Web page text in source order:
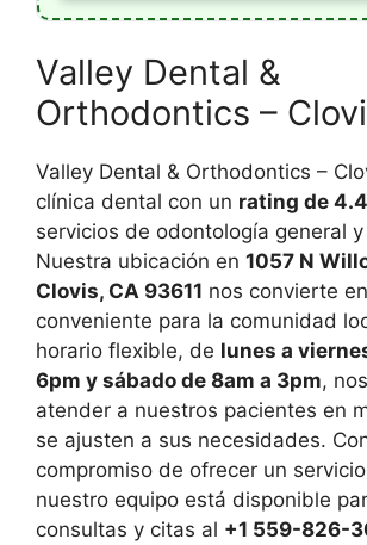
Valley Dental &
Orthodontics –
Valley Dental & Orthodontics –
clínica dental con un rating de 4.4
servicios de odontología general
Nuestra ubicación en 1057 N
Clovis, CA 93611 nos convierte
conveniente para la comunidad
horario flexible, de lunes a
6pm y sábado de 8am a 3pm,
atender a nuestros pacientes en
se ajusten a sus necesidades.
compromiso de ofrecer un
nuestro equipo está disponible
consultas y citas al +1 559-826-